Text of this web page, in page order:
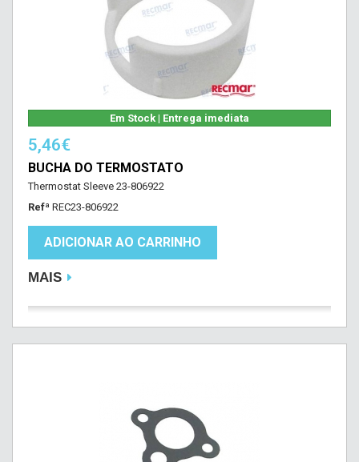
Em Stock | Entrega imediata
5,46€
BUCHA DO TERMOSTATO
Thermostat Sleeve 23-806922
Refª REC23-806922
ADICIONAR AO CARRINHO
MAIS